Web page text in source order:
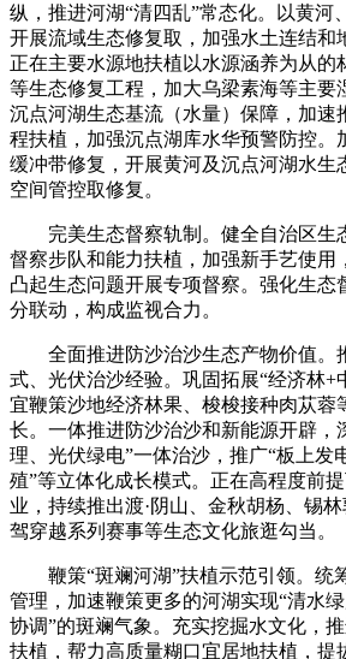
纵，推进河湖“清四乱”常态化。以黄河
开展流域生态修复取，加强水土连结和
正在主要水源地扶植以水源涵养为从的
等生态修复工程，加大乌梁素海等主要
沉点河湖生态基流（水量）保障，加速
程扶植，加强沉点湖库水华预警防控。
缓冲带修复，开展黄河及沉点河湖水生
空间管控取修复。
完美生态督察轨制。健全自治区生
督察步队和能力扶植，加强新手艺使用
凸起生态问题开展专项督察。强化生态
分联动，构成监视合力。
全面推进防沙治沙生态产物价值。
式、光伏治沙经验。巩固拓展“经济林+
宜鞭策沙地经济林果、梭梭接种肉苁蓉
长。一体推进防沙治沙和新能源开辟，
理、光伏绿电”一体治沙，推广“板上发
殖”等立体化成长模式。正在高程度前
业，持续推出渡·阴山、金秋胡杨、锡
驾穿越系列赛事等生态文化旅逛勾当。
鞭策“斑斓河湖”扶植示范引领。统
管理，加速鞭策更多的河湖实现“清水
协调”的斑斓气象。充实挖掘水文化，
扶植，帮力高质量糊口宜居地扶植，提